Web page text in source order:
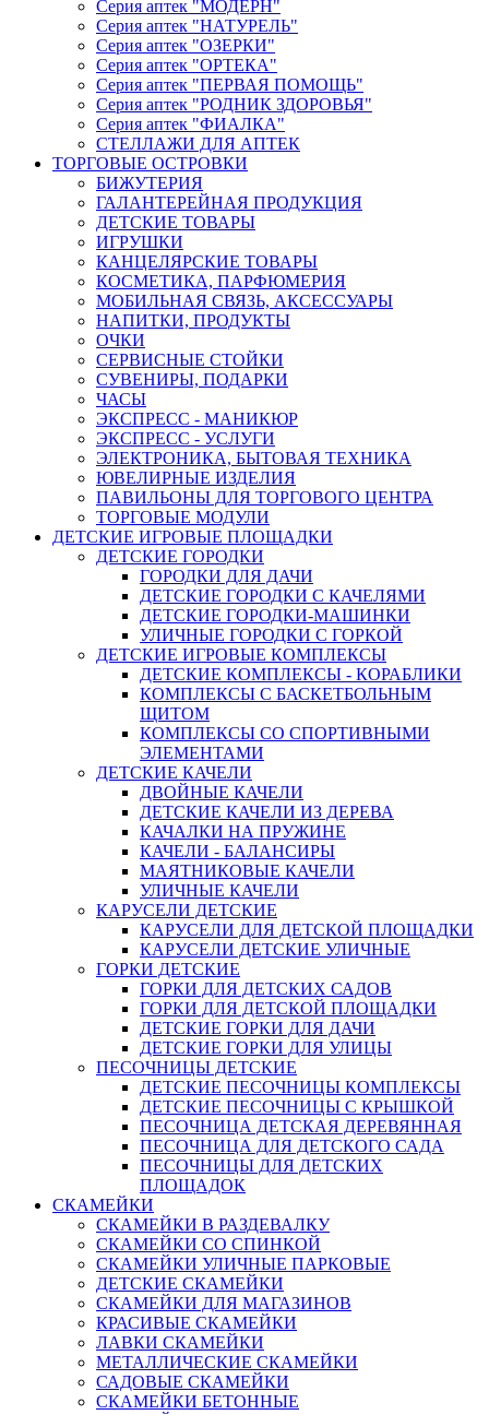
Серия аптек "МОДЕРН"
Серия аптек "НАТУРЕЛЬ"
Серия аптек "ОЗЕРКИ"
Серия аптек "ОРТЕКА"
Серия аптек "ПЕРВАЯ ПОМОЩЬ"
Серия аптек "РОДНИК ЗДОРОВЬЯ"
Серия аптек "ФИАЛКА"
СТЕЛЛАЖИ ДЛЯ АПТЕК
ТОРГОВЫЕ ОСТРОВКИ
БИЖУТЕРИЯ
ГАЛАНТЕРЕЙНАЯ ПРОДУКЦИЯ
ДЕТСКИЕ ТОВАРЫ
ИГРУШКИ
КАНЦЕЛЯРСКИЕ ТОВАРЫ
КОСМЕТИКА, ПАРФЮМЕРИЯ
МОБИЛЬНАЯ СВЯЗЬ, АКСЕССУАРЫ
НАПИТКИ, ПРОДУКТЫ
ОЧКИ
СЕРВИСНЫЕ СТОЙКИ
СУВЕНИРЫ, ПОДАРКИ
ЧАСЫ
ЭКСПРЕСС - МАНИКЮР
ЭКСПРЕСС - УСЛУГИ
ЭЛЕКТРОНИКА, БЫТОВАЯ ТЕХНИКА
ЮВЕЛИРНЫЕ ИЗДЕЛИЯ
ПАВИЛЬОНЫ ДЛЯ ТОРГОВОГО ЦЕНТРА
ТОРГОВЫЕ МОДУЛИ
ДЕТСКИЕ ИГРОВЫЕ ПЛОЩАДКИ
ДЕТСКИЕ ГОРОДКИ
ГОРОДКИ ДЛЯ ДАЧИ
ДЕТСКИЕ ГОРОДКИ С КАЧЕЛЯМИ
ДЕТСКИЕ ГОРОДКИ-МАШИНКИ
УЛИЧНЫЕ ГОРОДКИ С ГОРКОЙ
ДЕТСКИЕ ИГРОВЫЕ КОМПЛЕКСЫ
ДЕТСКИЕ КОМПЛЕКСЫ - КОРАБЛИКИ
КОМПЛЕКСЫ С БАСКЕТБОЛЬНЫМ
ЩИТОМ
КОМПЛЕКСЫ СО СПОРТИВНЫМИ
ЭЛЕМЕНТАМИ
ДЕТСКИЕ КАЧЕЛИ
ДВОЙНЫЕ КАЧЕЛИ
ДЕТСКИЕ КАЧЕЛИ ИЗ ДЕРЕВА
КАЧАЛКИ НА ПРУЖИНЕ
КАЧЕЛИ - БАЛАНСИРЫ
МАЯТНИКОВЫЕ КАЧЕЛИ
УЛИЧНЫЕ КАЧЕЛИ
КАРУСЕЛИ ДЕТСКИЕ
КАРУСЕЛИ ДЛЯ ДЕТСКОЙ ПЛОЩАДКИ
КАРУСЕЛИ ДЕТСКИЕ УЛИЧНЫЕ
ГОРКИ ДЕТСКИЕ
ГОРКИ ДЛЯ ДЕТСКИХ САДОВ
ГОРКИ ДЛЯ ДЕТСКОЙ ПЛОЩАДКИ
ДЕТСКИЕ ГОРКИ ДЛЯ ДАЧИ
ДЕТСКИЕ ГОРКИ ДЛЯ УЛИЦЫ
ПЕСОЧНИЦЫ ДЕТСКИЕ
ДЕТСКИЕ ПЕСОЧНИЦЫ КОМПЛЕКСЫ
ДЕТСКИЕ ПЕСОЧНИЦЫ С КРЫШКОЙ
ПЕСОЧНИЦА ДЕТСКАЯ ДЕРЕВЯННАЯ
ПЕСОЧНИЦА ДЛЯ ДЕТСКОГО САДА
ПЕСОЧНИЦЫ ДЛЯ ДЕТСКИХ
ПЛОЩАДОК
СКАМЕЙКИ
СКАМЕЙКИ В РАЗДЕВАЛКУ
СКАМЕЙКИ СО СПИНКОЙ
СКАМЕЙКИ УЛИЧНЫЕ ПАРКОВЫЕ
ДЕТСКИЕ СКАМЕЙКИ
СКАМЕЙКИ ДЛЯ МАГАЗИНОВ
КРАСИВЫЕ СКАМЕЙКИ
ЛАВКИ СКАМЕЙКИ
МЕТАЛЛИЧЕСКИЕ СКАМЕЙКИ
САДОВЫЕ СКАМЕЙКИ
СКАМЕЙКИ БЕТОННЫЕ